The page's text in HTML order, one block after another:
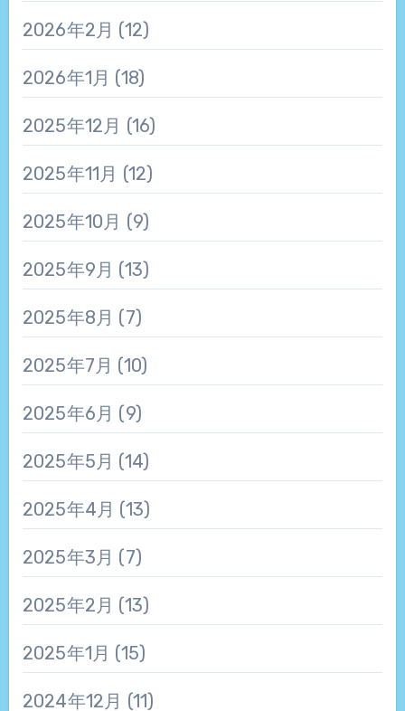
2026年2月 (12)
2026年1月 (18)
2025年12月 (16)
2025年11月 (12)
2025年10月 (9)
2025年9月 (13)
2025年8月 (7)
2025年7月 (10)
2025年6月 (9)
2025年5月 (14)
2025年4月 (13)
2025年3月 (7)
2025年2月 (13)
2025年1月 (15)
2024年12月 (11)